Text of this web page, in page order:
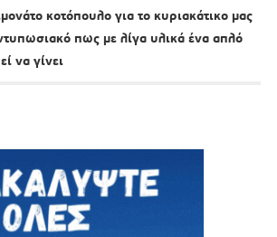
κοτόπουλο για το κυριακάτικο μας
πως με λίγα υλικά ένα απλό
να γίνει